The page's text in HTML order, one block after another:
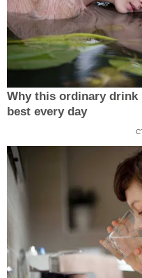
Why this ordinary
best every day